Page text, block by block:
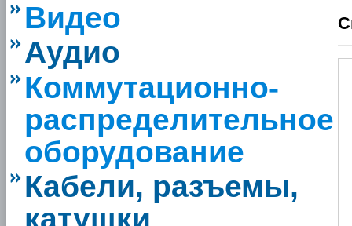
Видео
Аудио
Коммутационно-
распределительное
оборудование
Кабели, разъемы,
катушки